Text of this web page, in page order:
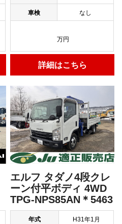
車検 なし
万円
詳細はこちら
エルフ タダノ4段クレ
ーン付平ボディ 4WD
TPG-NPS85AN＊5463
年式 H31年1月